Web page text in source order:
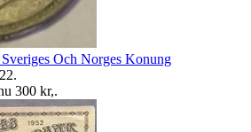
Och Norges Konung
.
300 kr,.